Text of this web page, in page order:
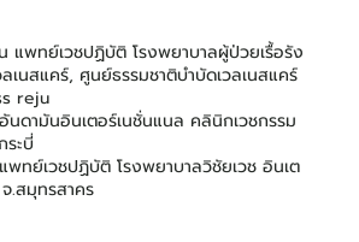
แพทย์เวชปฏิบัติ โรงพยาบาลผู้ป่วยเรื้อรัง
เนสแคร์, ศูนย์ธรรมชาติบำบัดเวลเนสแคร์
reju
นดามันอินเตอร์เนชั่นแนล คลินิกเวชกรรม
ระบี่
พทย์เวชปฏิบัติ โรงพยาบาลวิชัยเวช อินเต
จ.สมุทรสาคร